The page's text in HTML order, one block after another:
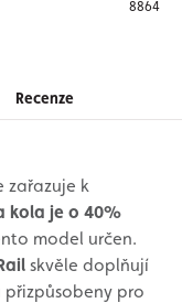
8864
Recenze
zařazuje k
kola je o 40%
model určen.
skvěle doplňují
pro